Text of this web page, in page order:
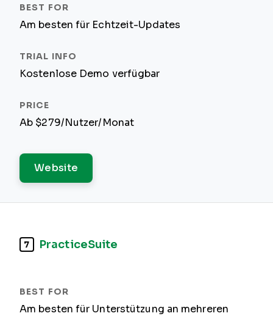
Am besten für Echtzeit-Updates
Kostenlose Demo verfügbar
Ab $279/Nutzer/Monat
Website
7 PracticeSuite
Am besten für Unterstützung an mehreren